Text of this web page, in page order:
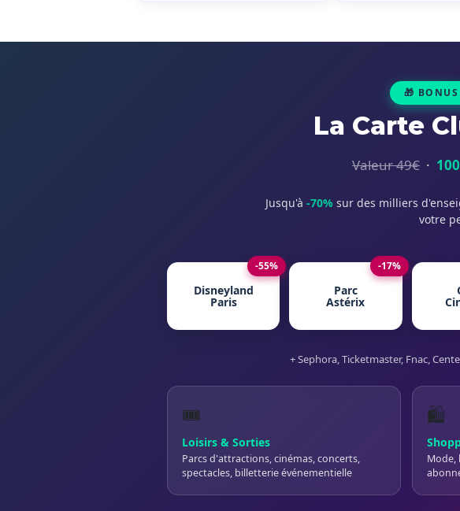
🎁
La Carte
Valeur 49€ ·
Jusqu'à -70% sur des milliers
votre
-55%
Disneyland
Paris
-17%
Parc
Astérix
+ Sephora, Ticketmaster, Fnac,
🎟️
Loisirs & Sorties
Parcs d'attractions, cinémas, concerts,
spectacles, billetterie événementielle
🛍️
Mode,